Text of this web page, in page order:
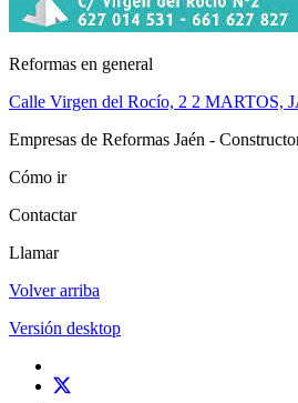
Reformas en general
Calle Virgen del Rocío, 2 2 MARTOS,
Empresas de Reformas Jaén -
Cómo ir
Contactar
Llamar
Volver arriba
Versión desktop